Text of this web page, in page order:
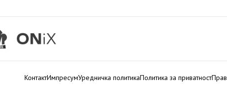
КонтактИмпресумУредничка политикаПолитика за приватност